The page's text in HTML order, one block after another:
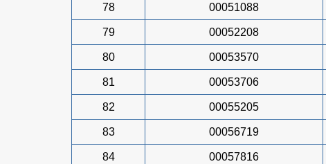
78 00051088
79 00052208
80 00053570
81 00053706
82 00055205
83 00056719
84 00057816